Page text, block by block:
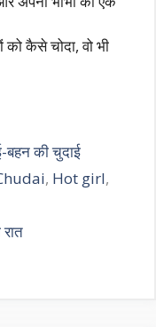
कैसे चोदा, वो भी
बहन की चुदाई
, Hot girl,